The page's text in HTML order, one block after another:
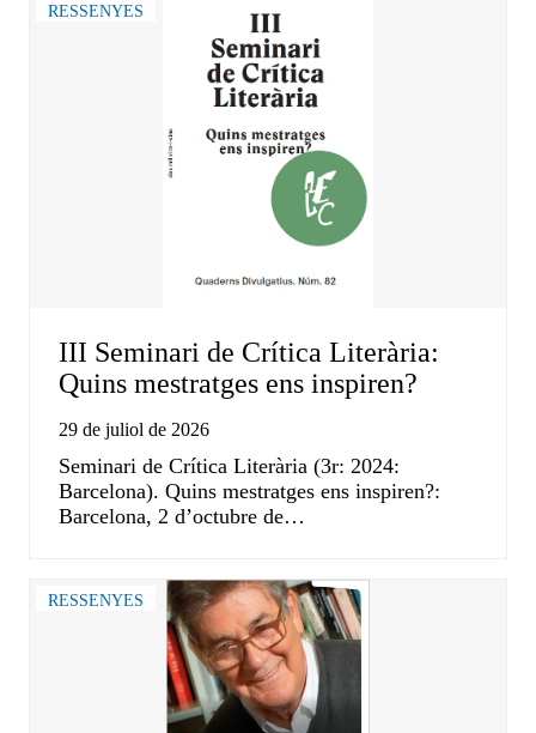
RESSENYES
III Seminari de Crítica Literària:
Quins mestratges ens inspiren?
29 de juliol de 2026
Seminari de Crítica Literària (3r: 2024:
Barcelona). Quins mestratges ens inspiren?:
Barcelona, 2 d’octubre de…
RESSENYES